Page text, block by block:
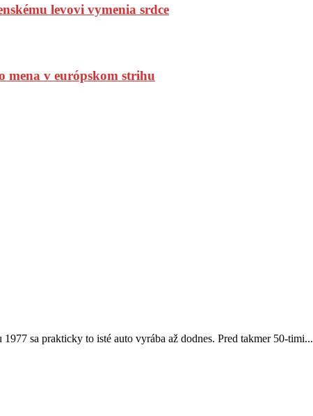
levovi vymenia srdce
mena v európskom strihu
sa prakticky to isté auto vyrába až dodnes. Pred takmer 50-timi...